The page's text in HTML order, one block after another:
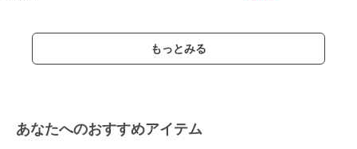
もっとみる
あなたへのおすすめアイテム